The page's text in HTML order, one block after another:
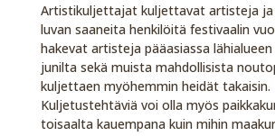
Artistikuljettajat kuljettavat artisteja
luvan saaneita henkilöitä festivaalin
hakevat artisteja pääasiassa
junilta sekä muista mahdollisista
kuljettaen myöhemmin heidät takaisin.
Kuljetustehtäviä voi olla myös
toisaalta kauempana kuin mihin